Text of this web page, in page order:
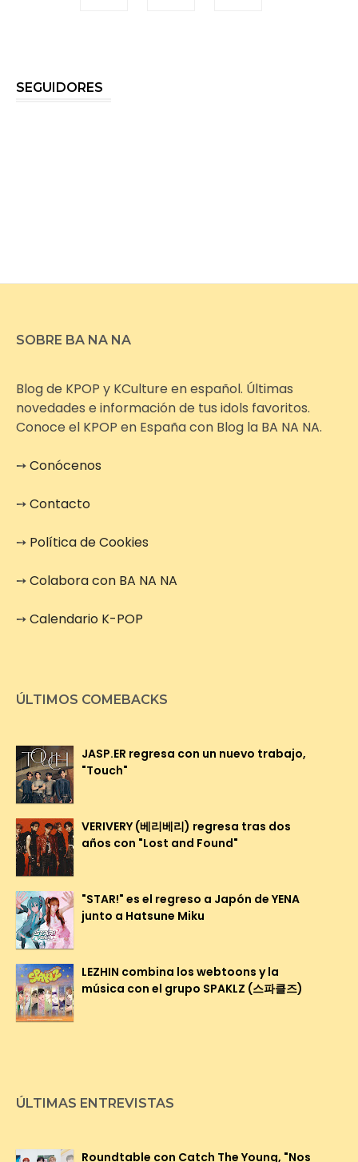
SEGUIDORES
SOBRE BA NA NA
Blog de KPOP y KCulture en español. Últimas
novedades e información de tus idols favoritos.
Conoce el KPOP en España con Blog la BA NA NA.
➙Conócenos
➙Contacto
➙ Política de Cookies
➙Colabora con BA NA NA
➙Calendario K-POP
ÚLTIMOS COMEBACKS
JASP.ER regresa con un nuevo trabajo,
"Touch"
VERIVERY (베리베리) regresa tras dos
años con "Lost and Found"
"STAR!" es el regreso a Japón de YENA
junto a Hatsune Miku
LEZHIN combina los webtoons y la
música con el grupo SPAKLZ (스파클즈)
ÚLTIMAS ENTREVISTAS
Roundtable con Catch The Young, "Nos